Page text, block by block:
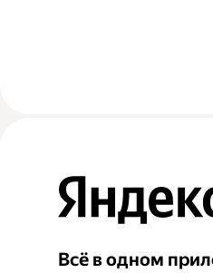
Всё в одном